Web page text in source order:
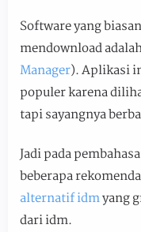
Software yang
mendownload
Manager). Aplikasi
populer karena
tapi sayangnya
Jadi pada
beberapa
alternatif idmyang
dari idm.